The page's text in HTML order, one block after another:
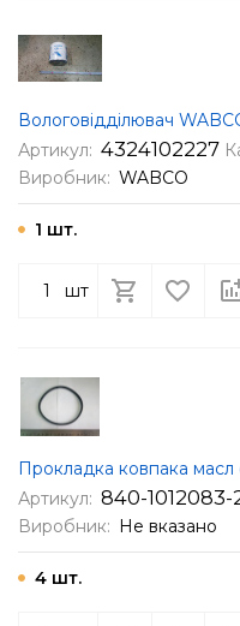
Вологовідділювач
Артикул: 4324102227
Виробник: WABCO
1 шт.
шт
Прокладка ковпака масл
Артикул: 840-
Виробник: Не вказано
4 шт.